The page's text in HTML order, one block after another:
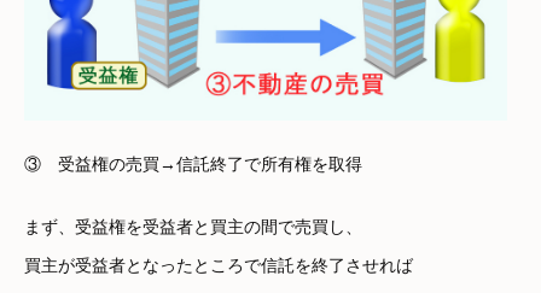
③ 受益権の売買→信託終了で所有権を取得
まず、受益権を受益者と買主の間で売買し、
買主が受益者となったところで信託を終了させれば